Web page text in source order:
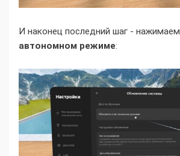
И наконец последний шаг - нажимаем
автономном режиме: